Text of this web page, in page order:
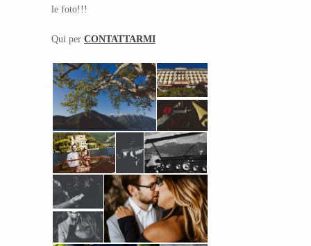
le foto!!!
Qui per CONTATTARMI